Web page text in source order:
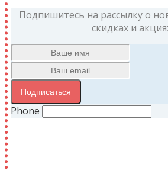
Подпишитесь на рассылку о
скидках и
Подписаться
Phone